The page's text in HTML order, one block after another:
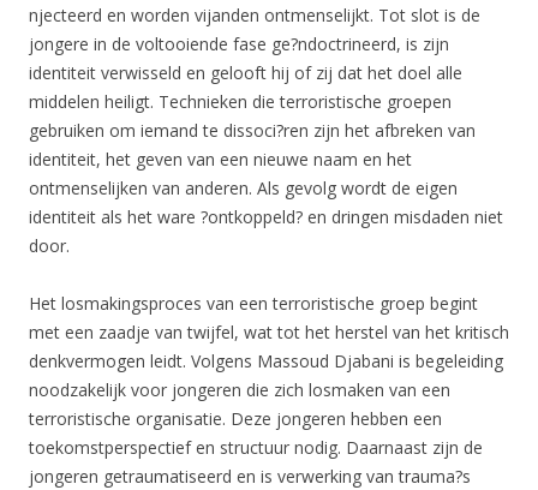
njecteerd en worden vijanden ontmenselijkt. Tot slot is de
jongere in de voltooiende fase ge?ndoctrineerd, is zijn
identiteit verwisseld en gelooft hij of zij dat het doel alle
middelen heiligt. Technieken die terroristische groepen
gebruiken om iemand te dissoci?ren zijn het afbreken van
identiteit, het geven van een nieuwe naam en het
ontmenselijken van anderen. Als gevolg wordt de eigen
identiteit als het ware ?ontkoppeld? en dringen misdaden niet
door.
Het losmakingsproces van een terroristische groep begint
met een zaadje van twijfel, wat tot het herstel van het kritisch
denkvermogen leidt. Volgens Massoud Djabani is begeleiding
noodzakelijk voor jongeren die zich losmaken van een
terroristische organisatie. Deze jongeren hebben een
toekomstperspectief en structuur nodig. Daarnaast zijn de
jongeren getraumatiseerd en is verwerking van trauma?s